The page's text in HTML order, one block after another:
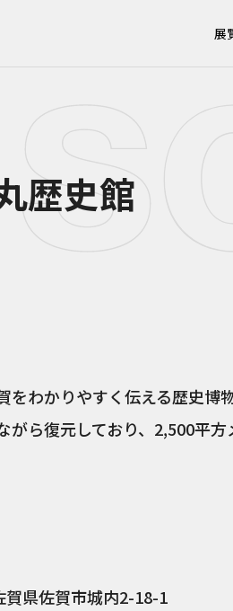
展
歴史館
わかりやすく伝える歴史博物
ら復元しており、2,500平方
賀県佐賀市城内2-18-1